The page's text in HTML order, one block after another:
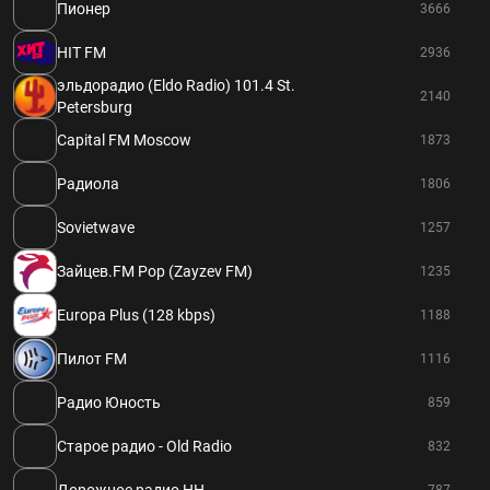
Пионер 3666
HIT FM 2936
эльдорадио (Eldo Radio) 101.4 St.
Petersburg
2140
Capital FM Moscow 1873
Радиола 1806
Sovietwave 1257
Зайцев.FM Pop (Zayzev FM) 1235
Europa Plus (128 kbps) 1188
Пилот FM 1116
Радио Юность 859
Старое радио - Old Radio 832